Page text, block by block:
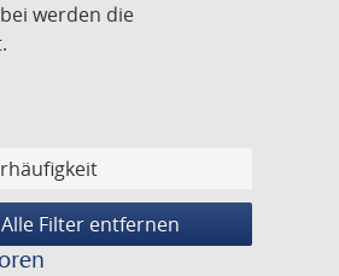
werden die
Alle Filter entfernen